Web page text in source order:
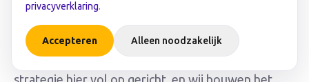
repeterende en het zware uitzoekwerk over; je
mensen beslissen en sturen. Mendix heeft z’n
strategie hier vol op gericht, en wij bouwen het
privacyverklaring.
Accepteren Alleen noodzakelijk